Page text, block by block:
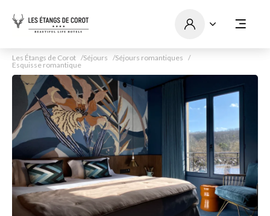
Les Étangs de Corot Séjours
Séjours romantiques
Esquisse romantique